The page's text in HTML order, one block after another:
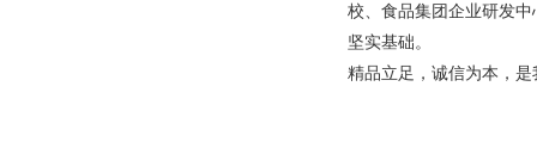
校、食品集团企业研发
坚实基础。
精品立足，诚信为本，